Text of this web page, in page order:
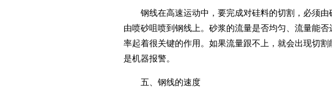
钢线在高速运动中，要完成对硅料的切割，必须由
由喷砂咀喷到钢线上。砂浆的流量是否均匀、流量能
率起着很关键的作用。如果流量跟不上，就会出现切
是机器报警。
五、钢线的速度